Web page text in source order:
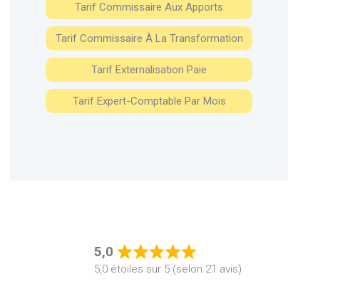
Tarif Commissaire Aux Apports
Tarif Commissaire À La Transformation
Tarif Externalisation Paie
Tarif Expert-Comptable Par Mois
5,0
Rated
5,0
5,0 étoiles sur 5 (selon 21 avis)